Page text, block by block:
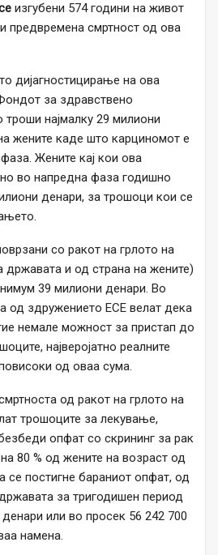
изгубени 574 години на живот
предвремена смртност од ова
дијагностицирање на ова
за здравствено
најмалку 29 милиони
жените каде што карциномот е
Жените кај кои ова
во напредна фаза годишно
денари, за трошоци кои се
со ракот на грлото на
државата и од страна на жените)
39 милиони денари. Во
од здружението ЕСЕ велат дека
немале можност за пристап до
најверојатно реалните
од оваа сума.
од ракот на грлото на
трошоците за лекување,
опфат со скрининг за рак
80 % од жените на возраст од
се постигне бараниот опфат, од
за тригодишен период
или во просек 56 242 700
намена.